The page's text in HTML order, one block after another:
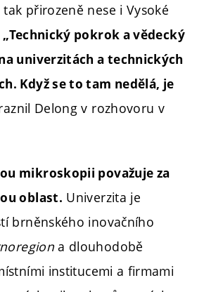
přirozeně nese i Vysoké
„Technický pokrok a vědecký
univerzitách a technických
Když se to tam nedělá, je
Delong v rozhovoru v
mikroskopii považuje za
oblast. Univerzita je
brněnského inovačního
a dlouhodobě
institucemi a firmami